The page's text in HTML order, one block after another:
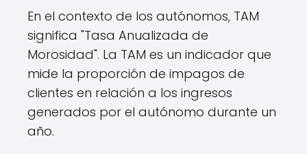
En el contexto de los autónomos, TAM
significa "Tasa Anualizada de
Morosidad". La TAM es un indicador que
mide la proporción de impagos de
clientes en relación a los ingresos
generados por el autónomo durante un
año.